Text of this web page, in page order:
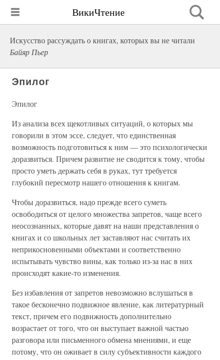
ВикиЧтение
Искусство рассуждать о книгах, которых вы не читали
Байяр Пьер
Эпилог
Эпилог
Из анализа всех щекотливых ситуаций, о которых мы
говорили в этом эссе, следует, что единственная
возможность подготовиться к ним — это психологически
доразвиться. Причем развитие не сводится к тому, чтобы
просто уметь держать себя в руках, тут требуется
глубокий пересмотр нашего отношения к книгам.
Чтобы доразвиться, надо прежде всего суметь
освободиться от целого множества запретов, чаще всего
неосознанных, которые давят на наши представления о
книгах и со школьных лет заставляют нас считать их
неприкосновенными объектами и соответственно
испытывать чувство вины, как только из-за нас в них
происходят какие-то изменения.
Без избавления от запретов невозможно вслушаться в
такое бесконечно подвижное явление, как литературный
текст, причем его подвижность дополнительно
возрастает от того, что он выступает важной частью
разговора или письменного обмена мнениями, и еще
потому, что он оживает в силу субъективности каждого